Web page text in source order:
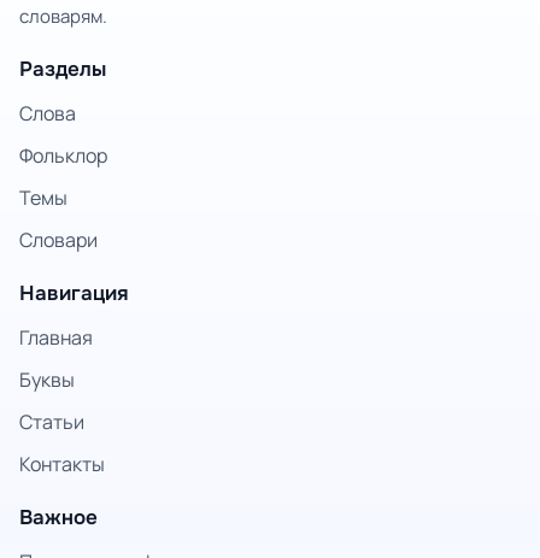
словарям.
Разделы
Слова
Фольклор
Темы
Словари
Навигация
Главная
Буквы
Статьи
Контакты
Важное